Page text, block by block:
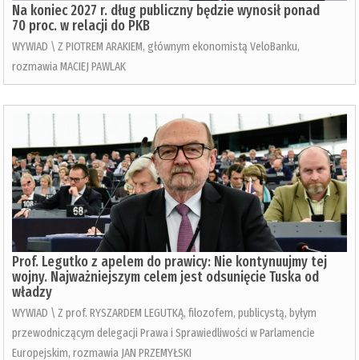
Na koniec 2027 r. dług publiczny będzie wynosił ponad
70 proc. w relacji do PKB
WYWIAD \ Z PIOTREM ARAKIEM, głównym ekonomistą VeloBanku,
rozmawia MACIEJ PAWLAK
Prof. Legutko z apelem do prawicy: Nie kontynuujmy tej
wojny. Najważniejszym celem jest odsunięcie Tuska od
władzy
WYWIAD \ Z prof. RYSZARDEM LEGUTKĄ, filozofem, publicystą, byłym
przewodniczącym delegacji Prawa i Sprawiedliwości w Parlamencie
Europejskim, rozmawia JAN PRZEMYŁSKI